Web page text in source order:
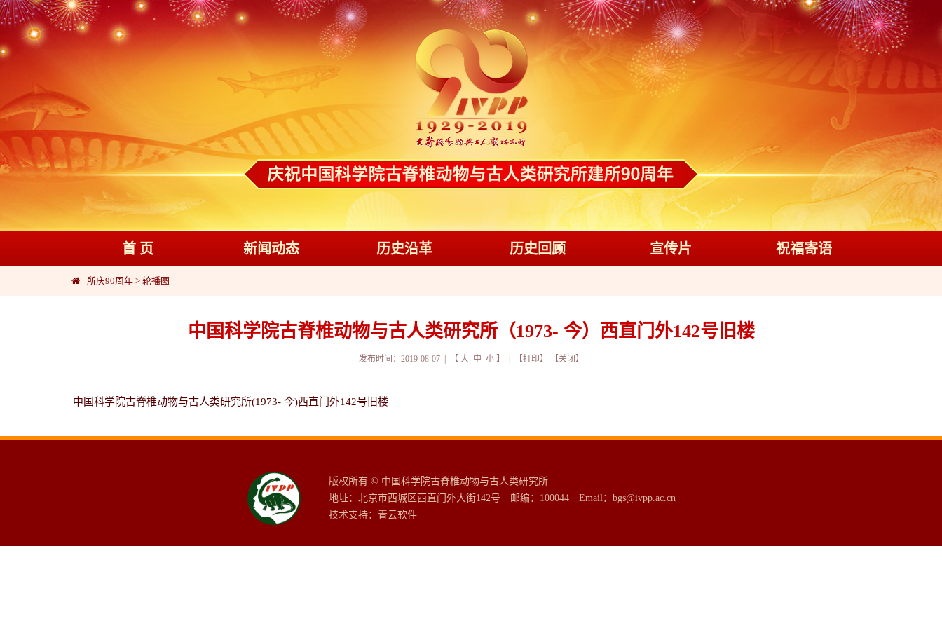
首 页 新闻动态 历史沿革 历史回顾 宣传片 祝福寄语
所庆90周年 > 轮播图
中国科学院古脊椎动物与古人类研究所（1973- 今）西直门外142号旧楼
发布时间：2019-08-07 | 【 大 中 小】 | 【打印】 【关闭 】
中国科学院古脊椎动物与古人类研究所(1973- 今)西直门外142号旧楼
版权所有 © 中国科学院古脊椎动物与古人类研究所
地址：北京市西城区西直门外大街142号 邮编：100044 Email：bgs@ivpp.ac.cn
技术支持： 青云软件